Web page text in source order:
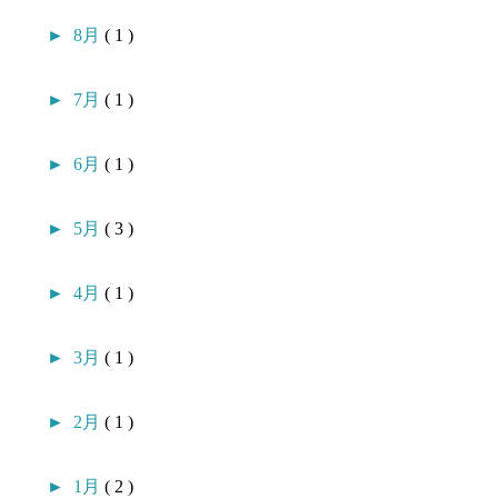
►8月( 1 )
► 7月( 1 )
►6月( 1 )
► 5月( 3 )
►4月( 1 )
►3月( 1 )
► 2月( 1 )
► 1月( 2 )